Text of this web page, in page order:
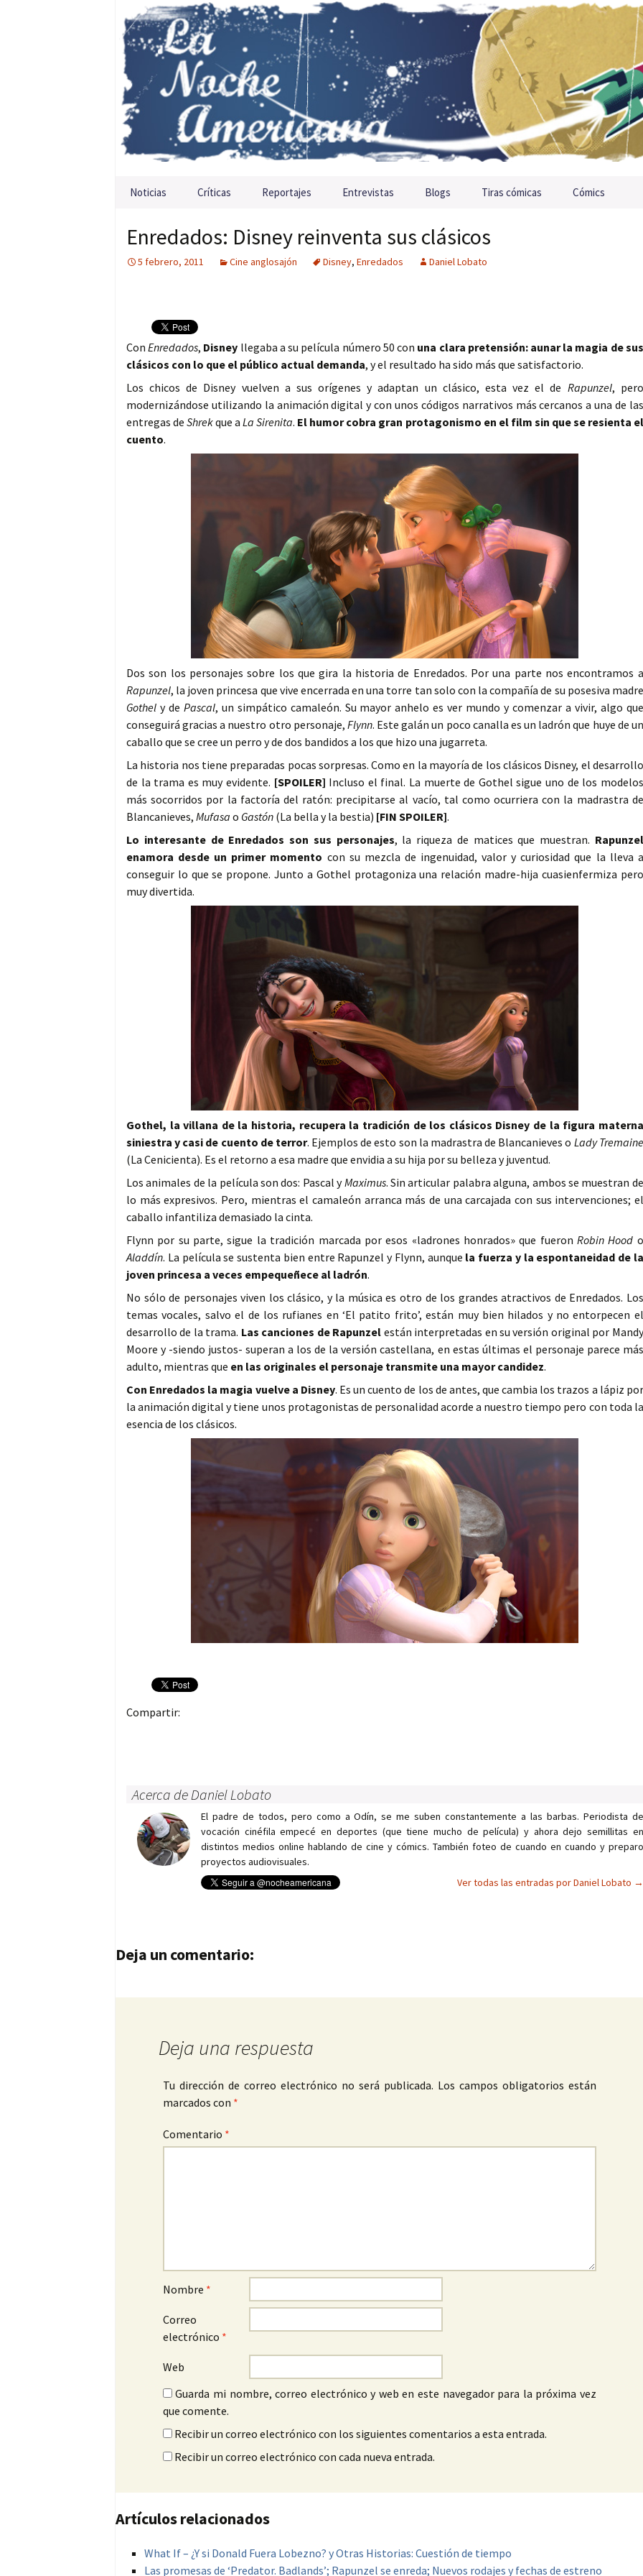
Saltar al contenido
Noticias Críticas Reportajes Entrevistas Blogs Tiras cómicas Cómics
Enredados: Disney reinventa sus clásicos
5 febrero, 2011 Cine anglosajón Disney, Enredados Daniel Lobato
ConEnredados, Disney llegaba a su película número 50 con una clara pretensión: aunar la magia de sus
clásicos con lo que el público actual demanda, y el resultado ha sido más que satisfactorio.
Los chicos de Disney vuelven a sus orígenes y adaptan un clásico, esta vez el de Rapunzel, pero
modernizándose utilizando la animación digital y con unos códigos narrativos más cercanos a una de las
entregas deShrekque aLa Sirenita. El humor cobra gran protagonismo en el film sin que se resienta el
cuento.
Dos son los personajes sobre los que gira la historia de Enredados. Por una parte nos encontramos a
Rapunzel, la joven princesa que vive encerrada en una torre tan solo con la compañía de su posesiva madre
Gothel y de Pascal, un simpático camaleón. Su mayor anhelo es ver mundo y comenzar a vivir, algo que
conseguirá gracias a nuestro otro personaje, Flynn. Este galán un poco canalla es un ladrón que huye de un
caballo que se cree un perro y de dos bandidos a los que hizo una jugarreta.
La historia nos tiene preparadas pocas sorpresas. Como en la mayoría de los clásicos Disney, el desarrollo
de la trama es muy evidente. [SPOILER] Incluso el final. La muerte de Gothel sigue uno de los modelos
más socorridos por la factoría del ratón: precipitarse al vacío, tal como ocurriera con la madrastra de
Blancanieves, Mufasa o Gastón (La bella y la bestia) [FIN SPOILER].
Lo interesante de Enredados son sus personajes, la riqueza de matices que muestran. Rapunzel
enamora desde un primer momento con su mezcla de ingenuidad, valor y curiosidad que la lleva a
conseguir lo que se propone. Junto a Gothel protagoniza una relación madre-hija cuasienfermiza pero
muy divertida.
Gothel, la villana de la historia, recupera la tradición de los clásicos Disney de la figura materna
siniestra y casi de cuento de terror. Ejemplos de esto son la madrastra de Blancanieves o Lady Tremaine
(La Cenicienta). Es el retorno a esa madre que envidia a su hija por su belleza y juventud.
Los animales de la película son dos: Pascal yMaximus. Sin articular palabra alguna, ambos se muestran de
lo más expresivos. Pero, mientras el camaleón arranca más de una carcajada con sus intervenciones; el
caballo infantiliza demasiado la cinta.
Flynn por su parte, sigue la tradición marcada por esos «ladrones honrados» que fueronRobin Hood o
Aladdín. La película se sustenta bien entre Rapunzel y Flynn, aunque la fuerza y la espontaneidad de la
joven princesa a veces empequeñece al ladrón.
No sólo de personajes viven los clásico, y la música es otro de los grandes atractivos de Enredados. Los
temas vocales, salvo el de los rufianes en ‘El patito frito’, están muy bien hilados y no entorpecen el
desarrollo de la trama. Las canciones de Rapunzel están interpretadas en su versión original por Mandy
Moore y -siendo justos- superan a los de la versión castellana, en estas últimas el personaje parece más
adulto, mientras que en las originales el personaje transmite una mayor candidez.
Con Enredados la magia vuelve a Disney. Es un cuento de los de antes, que cambia los trazos a lápiz por
la animación digital y tiene unos protagonistas de personalidad acorde a nuestro tiempo pero con toda la
esencia de los clásicos.
Compartir:
Acerca de Daniel Lobato
El padre de todos, pero como a Odín, se me suben constantemente a las barbas. Periodista de
vocación cinéfila empecé en deportes (que tiene mucho de película) y ahora dejo semillitas en
distintos medios online hablando de cine y cómics. También foteo de cuando en cuando y preparo
proyectos audiovisuales.
Ver todas las entradas por Daniel Lobato →
Navegación de entradas
Deja un comentario:
Deja una respuesta
Tu dirección de correo electrónico no será publicada. Los campos obligatorios están
marcados con *
Comentario *
Nombre *
Correo
electrónico *
Web
Guarda mi nombre, correo electrónico y web en este navegador para la próxima vez
que comente.
Recibir un correo electrónico con los siguientes comentarios a esta entrada.
Recibir un correo electrónico con cada nueva entrada.
Artículos relacionados
What If – ¿Y si Donald Fuera Lobezno? y Otras Historias: Cuestión de tiempo
Las promesas de ‘Predator. Badlands’; Rapunzel se enreda; Nuevos rodajes y fechas de estreno